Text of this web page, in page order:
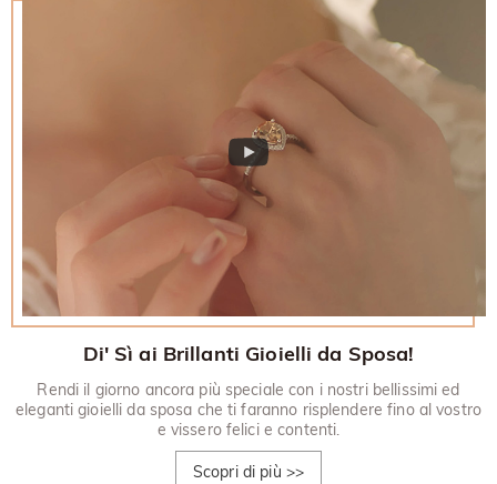
Di' Sì ai Brillanti Gioielli da Sposa!
Rendi il giorno ancora più speciale con i nostri bellissimi ed
eleganti gioielli da sposa che ti faranno risplendere fino al vostro
e vissero felici e contenti.
Scopri di più >>